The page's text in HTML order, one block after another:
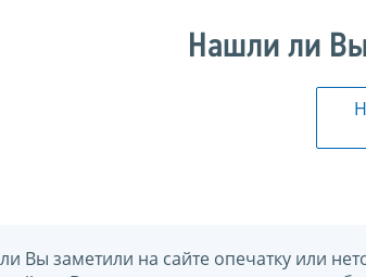
Нашли ли
Вы заметили на сайте опечатку или